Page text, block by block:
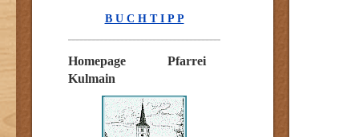
B U C H T I P P
Homepage Pfarrei
Kulmain